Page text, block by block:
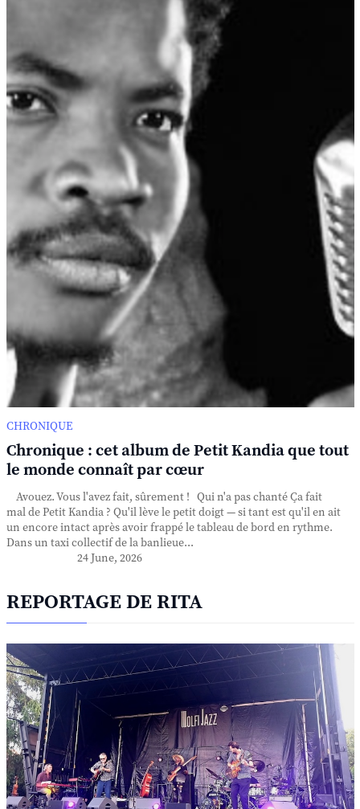
CHRONIQUE
Chronique : cet album de Petit Kandia que tout
le monde connaît par cœur
Avouez. Vous l'avez fait, sûrement ! Qui n'a pas chanté Ça fait
mal de Petit Kandia ? Qu'il lève le petit doigt — si tant est qu'il en ait
un encore intact après avoir frappé le tableau de bord en rythme.
Dans un taxi collectif de la banlieue...
24 June, 2026
REPORTAGE DE RITA